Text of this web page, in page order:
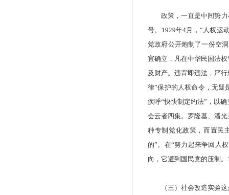
政策，一直是中间势力
号。1929年4月，“人权运
党政府公开炮制了一份空
宜确立，凡在中华民国法
及财产。违背即违法，严
律”保护的人权命令，无疑
疾呼“快快制定约法”，以
会云者四集。罗隆基、潘
种专制党化政策，而置民
的”。在“努力起来争回人
向，它遭到国民党的压制
（三）社会改造实验这